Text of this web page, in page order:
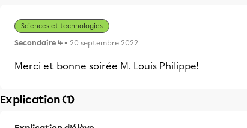
Sciences et technologies
Secondaire 4 • 20 septembre 2022
Merci et bonne soirée M. Louis Philippe!
Explication (1)